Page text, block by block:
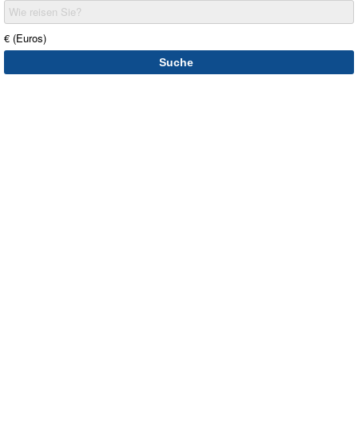
Wie reisen Sie?
€ (Euros)
Suche